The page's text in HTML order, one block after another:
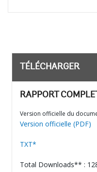
TÉLÉCHARGER
RAPPORT
Version officielle du
Version officielle (PDF)
TXT*
Total Downloads** :